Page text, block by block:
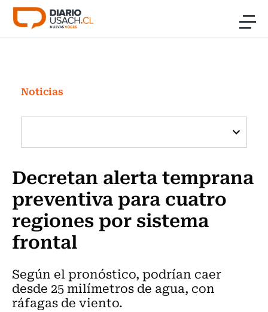
Click acá para ir directamente al contenido
Investigación
Cultura
Programas Radio y TV Usach
Noticias
Decretan alerta temprana
preventiva para cuatro
regiones por sistema
frontal
Según el pronóstico, podrían caer
desde 25 milímetros de agua, con
ráfagas de viento.